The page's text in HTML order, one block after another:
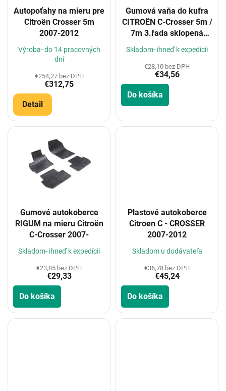
Autopoťahy na mieru pre
Citroën Crosser 5m
2007-2012
Výroba- do 14 pracovných
dní
€254,27 bez DPH
€312,75
Detail
Gumová vaňa do kufra
CITROËN C-Crosser 5m /
7m 3.řada sklopená
subwooferem)
Skladom- ihneď k expedícii
€28,10 bez DPH
€34,56
Do košíka
Gumové autokoberce
RIGUM na mieru Citroën
C-Crosser 2007-
Skladom- ihneď k expedícii
€23,85 bez DPH
€29,33
Do košíka
Plastové autokoberce
Citroen C - CROSSER
2007-2012
Skladom u dodávateľa
€36,78 bez DPH
€45,24
Do košíka